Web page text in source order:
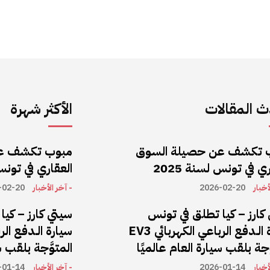
الأكثر شهرة
مبوب تكشف
العقاري في تونس
- آخر الأخبار 20
سيتي كارز –
المتوَّجة بلقب
- آخر الأخبار 14
المقالات
تكشف عن حصيلة السوق
في تونس لسنة 2025
2026-02-20
– كيا تطلق في تونس
سيارة الـدفع الرباعي الكهربائي EV3
بلقب سيارة العام عالميًا
2026-01-14